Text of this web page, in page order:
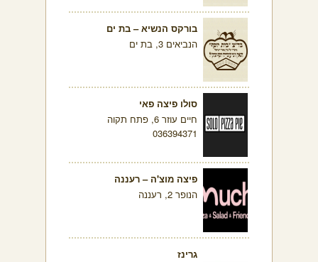
בורקס הנשיא – בת ים
הנביאים 3, בת ים
סולו פיצה פאי
חיים עוזר 6, פתח תקוה
036394371
פיצה מוצ'ה – רעננה
הנופר 2, רעננה
גרינז